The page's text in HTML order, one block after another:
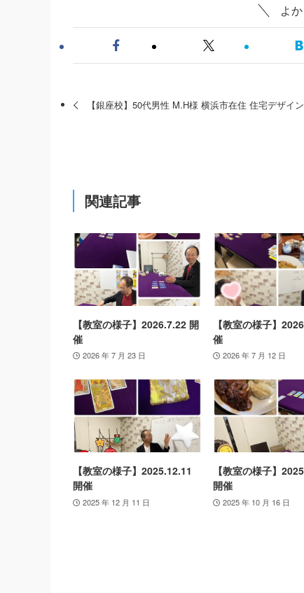
よ
【銀座校】50代男性 M.H様 横浜市在住 住宅デザイン
関連記事
【教室の様子】2026.7.22 開
催
2026 年 7 月 23 日
【教室の様子】
催
2026 年 7 月 12 日
【教室の様子】2025.12.11
開催
2025 年 12 月 11 日
【教室の様子】
開催
2025 年 10 月 16 日